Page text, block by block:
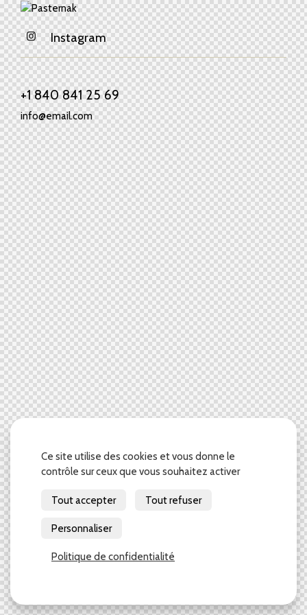
Instagram
+1 840 841 25 69
info@email.com
Ce site utilise des cookies et vous donne le
contrôle sur ceux que vous souhaitez activer
Tout accepter Tout refuser
Personnaliser
Politique de confidentialité